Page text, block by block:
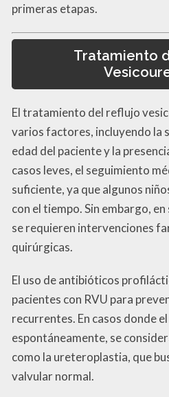
primeras etapas.
Tratamiento
El tratamiento del reflujo
varios factores, incluyendo la
edad del paciente y la
casos leves, el seguimiento
suficiente, ya que algunos
con el tiempo. Sin embargo,
se requieren intervenciones
quirúrgicas.
El uso de antibióticos
pacientes con RVU para
recurrentes. En casos donde
espontáneamente, se
como la ureteroplastia, que
valvular normal.